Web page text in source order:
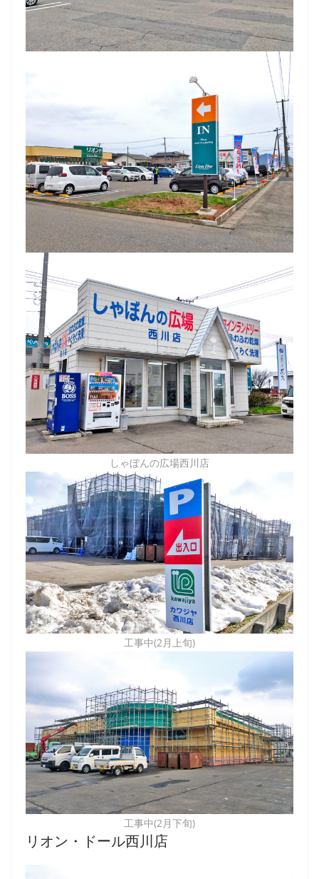
しゃぼんの広場西川店
工事中(2月上旬)
工事中(2月下旬)
リオン・ドール西川店